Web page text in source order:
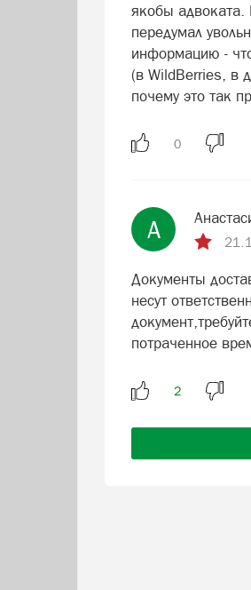
якобы адвоката.
передумал
информацию -
(в WildBerries, в
почему это так
А
Документы
несут
потраченное